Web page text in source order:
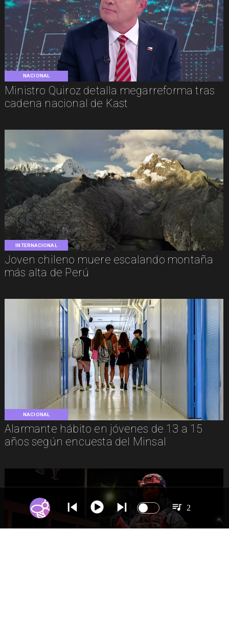
NACIONAL
Ministro Quiroz detalla megarreforma tras
cadena nacional de Kast
INTERNACIONAL
Joven chileno muere escalando montaña
más alta de Perú
NACIONAL
Alarmante hábito en jóvenes de 13 a 15
años según encuesta del Minsal
2